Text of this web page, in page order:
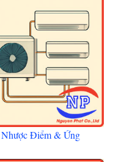
Điểm & Ứng